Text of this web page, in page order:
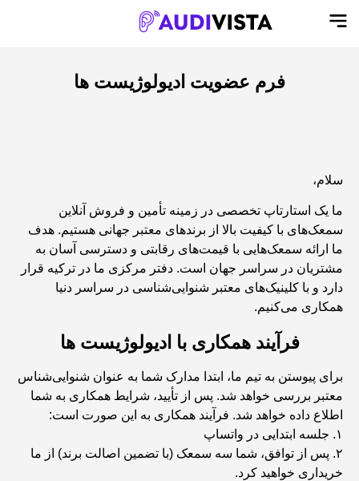
فرم عضویت ادیولوژیست ها
سلام،
ما یک استارتاپ تخصصی در زمینه تأمین و فروش آنلاین
سمعک‌های با کیفیت بالا از برندهای معتبر جهانی هستیم. هدف
ما ارائه سمعک‌هایی با قیمت‌های رقابتی و دسترسی آسان به
مشتریان در سراسر جهان است. دفتر مرکزی ما در ترکیه قرار
دارد و با کلینیک‌های معتبر شنوایی‌شناسی در سراسر دنیا
همکاری می‌کنیم.
فرآیند همکاری با ادیولوژیست ها
برای پیوستن به تیم ما، ابتدا مدارک شما به عنوان شنوایی‌شناس
معتبر بررسی خواهد شد. پس از تأیید، شرایط همکاری به شما
اطلاع داده خواهد شد. فرآیند همکاری به این صورت است:
۱. جلسه ابتدایی در واتساپ
۲. پس از توافق، شما سه سمعک (با تضمین اصالت برند) از ما
خریداری خواهید کرد.